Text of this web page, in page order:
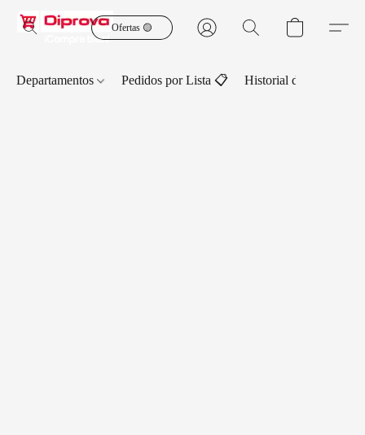
Ofertas 🟡
Departamentos Pedidos por Lista 📋 Historial de Pedidos